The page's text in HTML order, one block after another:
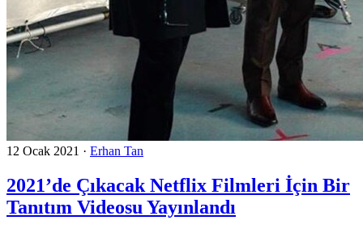
12 Ocak 2021 · Erhan Tan
2021’de Çıkacak Netflix Filmleri İçin Bir
Tanıtım Videosu Yayınlandı